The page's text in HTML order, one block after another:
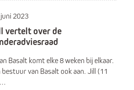
2023
vertelt over de
Basalt komt elke 8 weken bij elkaar.
van Basalt ook aan. Jill (11